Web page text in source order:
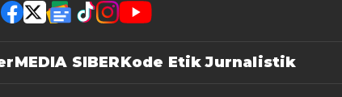
MEDIA SIBERKode Etik Jurnalistik